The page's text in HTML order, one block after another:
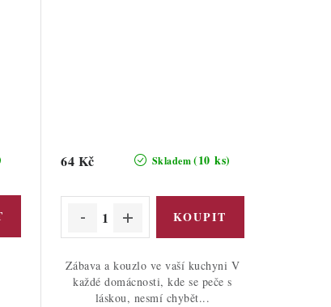
Skladem (10 ks)
64 Kč
Zábava a kouzlo ve vaší kuchyni V
každé domácnosti, kde se peče s
láskou, nesmí chybět...